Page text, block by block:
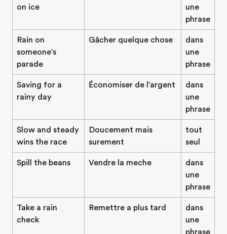
on ice
une
phrase
Rain on
someone's
parade
Gâcher quelque chose
dans
une
phrase
Saving for a
rainy day
Économiser de l'argent
dans
une
phrase
Slow and steady
wins the race
Doucement mais
surement
tout
seul
Spill the beans Vendre la meche
dans
une
phrase
Take a rain
check
Remettre a plus tard
dans
une
phrase